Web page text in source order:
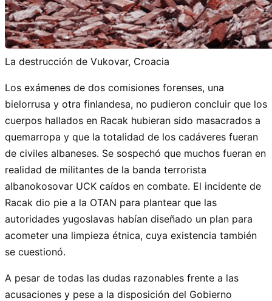
La destrucción de Vukovar, Croacia
Los exámenes de dos comisiones forenses, una
bielorrusa y otra finlandesa, no pudieron concluir que los
cuerpos hallados en Racak hubieran sido masacrados a
quemarropa y que la totalidad de los cadáveres fueran
de civiles albaneses. Se sospechó que muchos fueran en
realidad de militantes de la banda terrorista
albanokosovar UCK caídos en combate. El incidente de
Racak dio pie a la OTAN para plantear que las
autoridades yugoslavas habían diseñado un plan para
acometer una limpieza étnica, cuya existencia también
se cuestionó.
A pesar de todas las dudas razonables frente a las
acusaciones y pese a la disposición del Gobierno